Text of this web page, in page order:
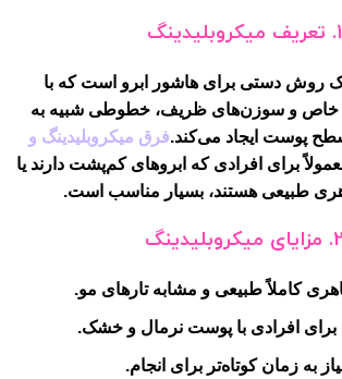
1. تعریف میکروبلیدینگ
یک روش دستی برای هاشور ابرو است که با
خاص و سوزن‌های ظریف، خطوطی شبیه به
پوست ایجاد می‌کند.فرق میکروبلیدینگ و
برای افرادی که ابروهای کم‌پشت دارند یا
طبیعی هستند، بسیار مناسب است.
2. مزایای میکروبلیدینگ
کاملاً طبیعی و مشابه تارهای مو.
افرادی با پوست نرمال و خشک.
به زمان کوتاه‌تر برای انجام.